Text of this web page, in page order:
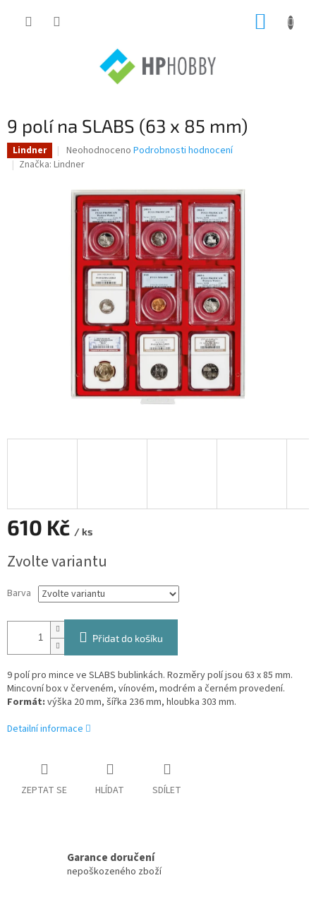
9 polí na SLABS (63 x 85 mm)
Lindner
Průměrné
hodnocení
je
hvězdiček.
Neohodnoceno Podrobnosti hodnocení
Značka: Lindner
610 Kč / ks
cena:
Zvolte variantu
Barva
Přidat do košíku
9 polí pro mince ve SLABS bublinkách. Rozměry polí jsou 63 x 85 mm.
Mincovní box v červeném, vínovém, modrém a černém provedení.
Formát: výška 20 mm, šířka 236 mm, hloubka 303 mm.
Detailní informace
ZEPTAT SE HLÍDAT SDÍLET
Garance doručení
nepoškozeného zboží